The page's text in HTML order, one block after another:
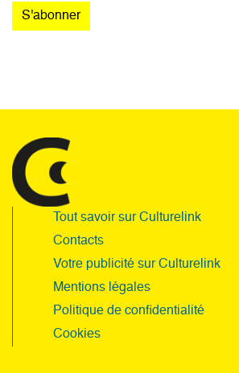
Tout savoir sur Culturelink
Contacts
Votre publicité sur Culturelink
Mentions légales
Politique de confidentialité
Cookies